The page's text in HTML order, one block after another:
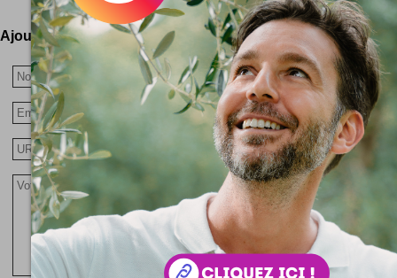
Ajoutez votre avis !